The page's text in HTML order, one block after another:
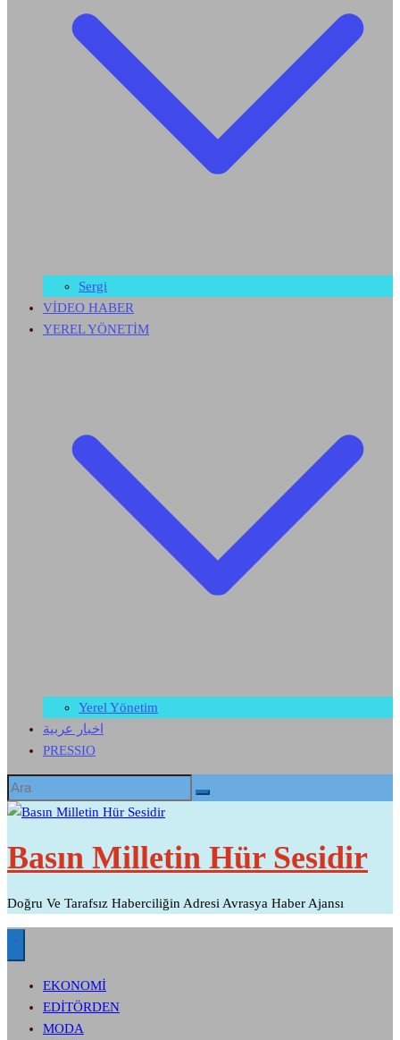
Sergi
VİDEO HABER
YEREL YÖNETİM
Yerel Yönetim
اخبار عربية
PRESSIO
Basın Milletin Hür Sesidir
Doğru Ve Tarafsız Haberciliğin Adresi Avrasya Haber Ajansı
EKONOMİ
EDİTÖRDEN
MODA